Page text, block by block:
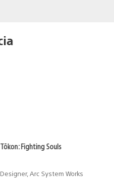
Fighting Souls
Arc System Works